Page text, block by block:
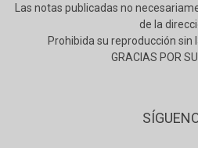
Las notas publicadas no
de la
Prohibida su reproducción sin
GRACIAS POR